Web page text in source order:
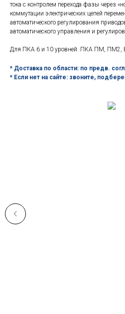
тока с контролем перехода фазы через
коммутации электрических цепей
автоматического регулирования
автоматического управления и
Для ПКА 6 и 10 уровней. ПКА ПМ,
* Доставка по области: по предв.
* Если нет на сайте: звоните,